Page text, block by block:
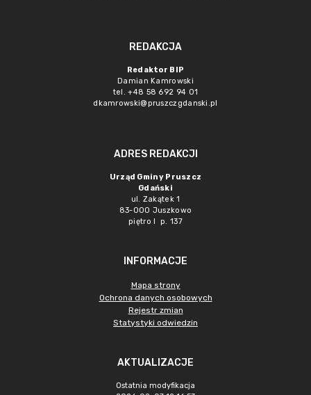
REDAKCJA
Redaktor BIP
Damian Kamrowski
tel. +48 58 692 94 01
dkamrowski@pruszczgdanski.pl
ADRES REDAKCJI
Urząd Gminy Pruszcz
Gdański
ul. Zakątek 1
83-000 Juszkowo
piętro I p. 137
INFORMACJE
Mapa strony
Ochrona danych osobowych
Rejestr zmian
Statystyki odwiedzin
AKTUALIZACJE
Ostatnia modyfikacja